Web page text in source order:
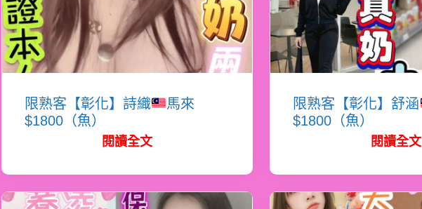
限熟客【彰化】詩織
馬來
$1800（魚）
閱讀全文
限熟客【彰化】舒涵
$1800（魚）
閱讀全文